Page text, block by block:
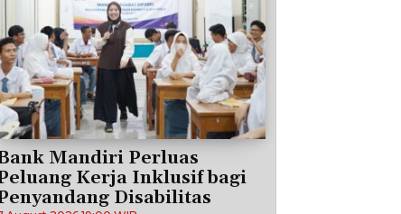
Mandiri Perluas
Kerja Inklusif bagi
Disabilitas